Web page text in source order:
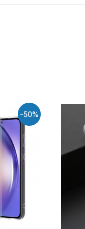
-50%